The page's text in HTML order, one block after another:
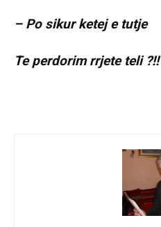
– Po sikur ketej e tutje
Te perdorim rrjete teli ?!!